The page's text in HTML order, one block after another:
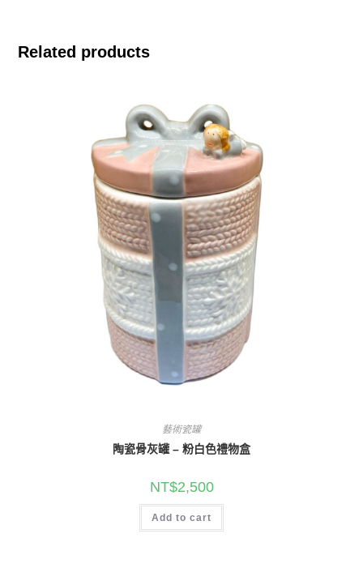
Related products
藝術瓷罐
陶瓷骨灰罐 – 粉白色禮物盒
NT$2,500
Add to cart